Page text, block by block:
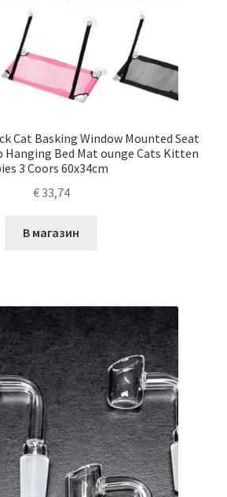
Cat Basking Window Mounted Seat
Hanging Bed Mat ounge Cats Kitten
3 Coors 60x34cm
€33,74
В магазин